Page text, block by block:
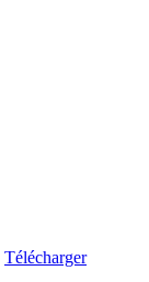
Télécharger